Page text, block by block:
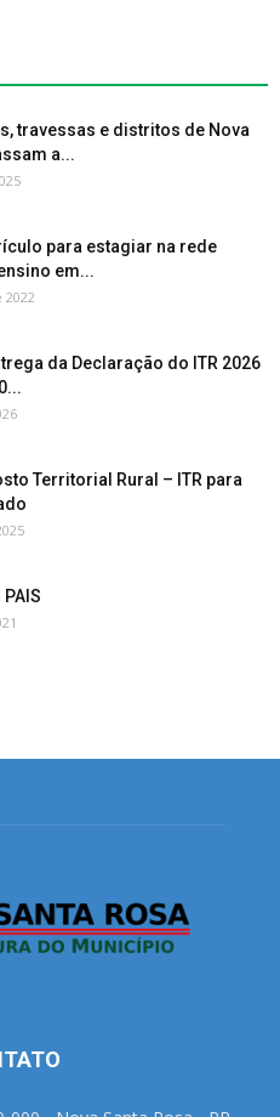
travessas e distritos de Nova
a...
para estagiar na rede
em...
da Declaração do ITR 2026
Territorial Rural – ITR para
PAIS